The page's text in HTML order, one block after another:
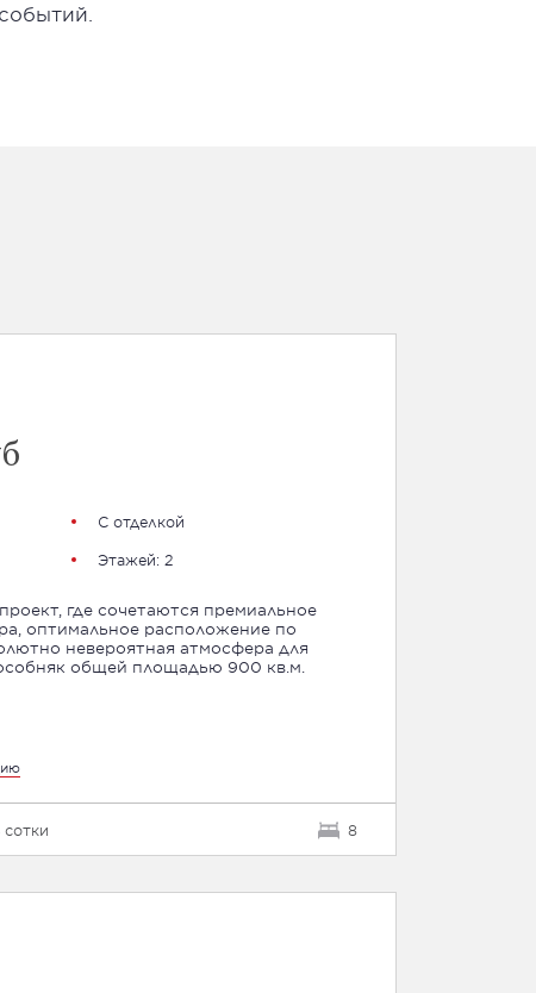
С отделкой
Этажей: 2
где сочетаются премиальное
оптимальное расположение по
невероятная атмосфера для
общей площадью 900 кв.м.
сотки 8